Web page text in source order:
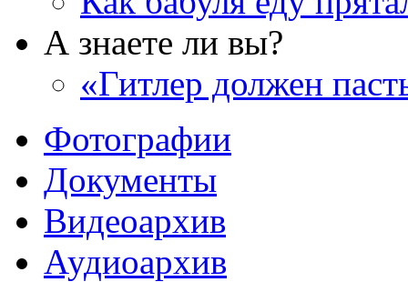
А знаете ли вы?
«Гитлер должен
Фотографии
Документы
Видеоархив
Аудиоархив